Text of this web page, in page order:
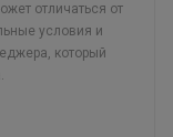
отличаться от
условия и
который